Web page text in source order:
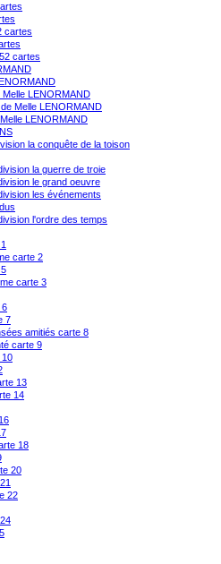
cartes
cartes
LENORMAND
Melle LENORMAND
LENORMAND
la conquête de la toison
la guerre de troie
le grand oeuvre
les événements
l'ordre des temps
carte 2
carte 3
6
7
amitiés carte 8
carte 9
13
14
18
20
22